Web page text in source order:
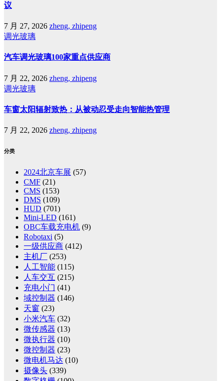
议
7 月 27, 2026 zheng, zhipeng
调光玻璃
汽车调光玻璃100家重点供应商
7 月 22, 2026 zheng, zhipeng
调光玻璃
车窗太阳辐射致热：从被动忍受走向智能热管理
7 月 22, 2026 zheng, zhipeng
分类
2024北京车展 (57)
CMF (21)
CMS (153)
DMS (109)
HUD (701)
Mini-LED (161)
OBC车载充电机 (9)
Robotaxi (5)
一级供应商 (412)
主机厂 (253)
人工智能 (115)
人车交互 (215)
充电小门 (41)
域控制器 (146)
天窗 (23)
小米汽车 (32)
微传感器 (13)
微执行器 (10)
微控制器 (23)
微电机马达 (10)
摄像头 (339)